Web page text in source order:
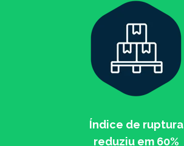
Índice de ruptura
reduziu em 60%